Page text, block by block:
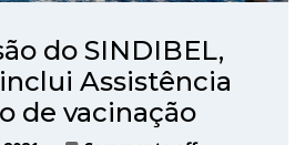
do SINDIBEL,
Assistência
de vacinação